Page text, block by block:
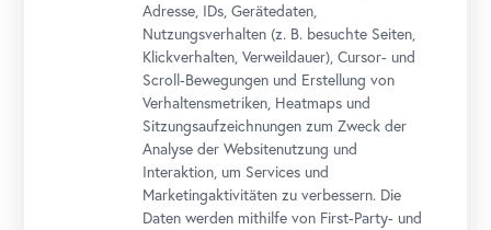
In Kooperation mit
Adresse, IDs, Gerätedaten,
Nutzungsverhalten (z. B. besuchte Seiten,
Klickverhalten, Verweildauer), Cursor- und
Scroll-Bewegungen und Erstellung von
Verhaltensmetriken, Heatmaps und
Sitzungsaufzeichnungen zum Zweck der
Analyse der Websitenutzung und
Interaktion, um Services und
Marketingaktivitäten zu verbessern. Die
Daten werden mithilfe von First-Party- und